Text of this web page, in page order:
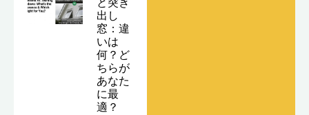
出し
窓：違
いは
何？ど
ちらが
あなた
に最
適？